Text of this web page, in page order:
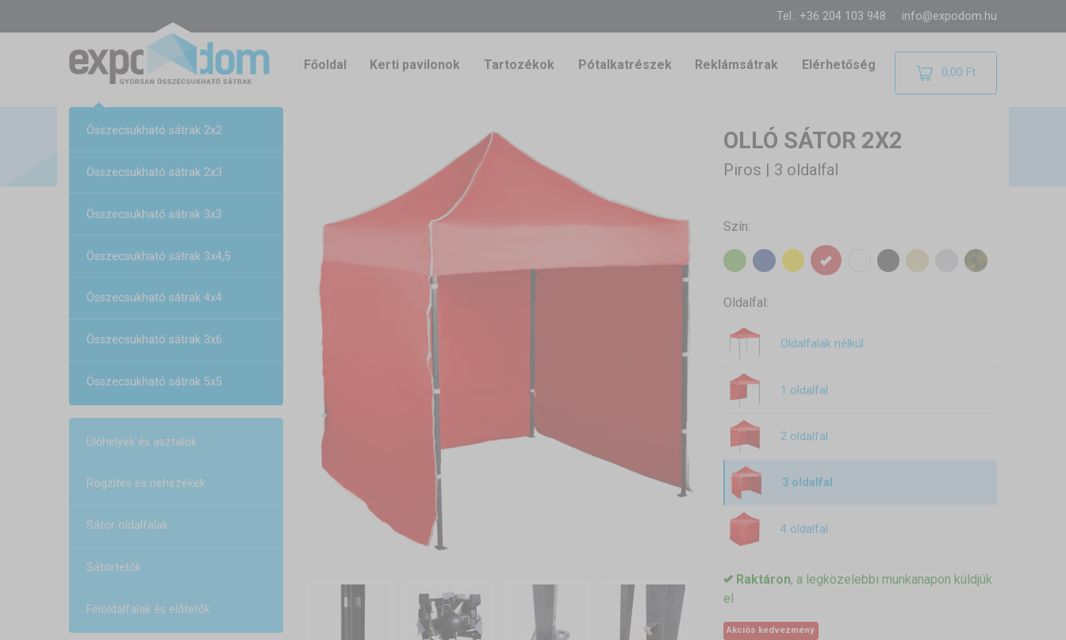
Tel.: +36 204 103 948 info@expodom.hu
Főoldal Kerti pavilonok Tartozékok Pótalkatrészek Reklámsátrak Elérhetőség 0,00 Ft
Összecsukható sátrak 2x2
Összecsukható sátrak 2x3
Összecsukható sátrak 3x3
Összecsukható sátrak 3x4,5
Összecsukható sátrak 4x4
Összecsukható sátrak 3x6
Összecsukható sátrak 5x5
Ülőhelyek és asztalok
Rögzítés és nehezékek
Sátor oldalfalak
Sátortetők
Féloldalfalak és előtetők
OLLÓ SÁTOR 2X2
Piros | 3 oldalfal
Szín:
Oldalfal:
Oldalfalak nélkül
1 oldalfal
2 oldalfal
3 oldalfal
4 oldalfal
Raktáron, a legközelebbi munkanapon küldjük
el
Akciós kedvezmény